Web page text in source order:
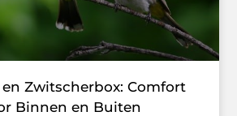
Zwitscherbox: Comfort
Binnen en Buiten